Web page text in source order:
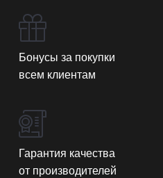
Бонусы за покупки
всем клиентам
Гарантия качества
от производителей